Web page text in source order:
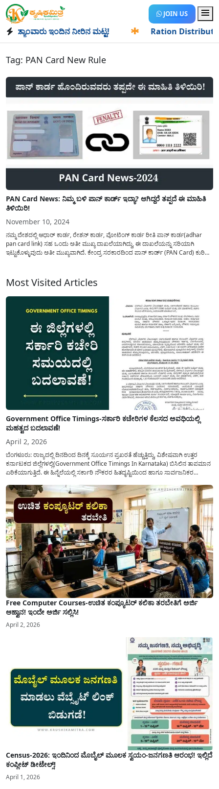
JOIN US
ಇಂದಿನ ನೀರಿನ ಮಟ್ಟ! Ration Distribution-
Tag: PAN Card New Rule
PAN Card News: ನಿಮ್ಮ ಬಳಿ ಪಾನ್ ಕಾರ್ಡ್ ಇದ್ಯಾ? ಆಗಿದ್ದರೆ ತಪ್ಪದೆ ಈ ಮಾಹಿತಿ
ತಿಳಿಯಿರಿ!
November 10, 2024
ನಮ್ಮ ದೇಶದಲ್ಲಿ ಆಧಾರ್ ಕಾರ್ಡ, ರ‍ೇಶನ್ ಕಾರ್ಡ, ವೋಟಿಂಗ್ ಕಾರ್ಡ ರೀತಿ ಪಾನ್ ಕಾರ್ಡ(adhar
pan card link) ಸಹ ಒಂದು ಅತೀ ಮುಖ್ಯ ದಾಖಲೆಯಾಗಿದ್ದು, ಈ ದಾಖಲೆಯನ್ನು ಸರಿಯಾಗಿ
ಇಟ್ಟುಕೊಳ್ಳುವುದು ಅತೀ ಮುಖ್ಯವಾಗಿದೆ. ಕೇಂದ್ರ ಸರಕಾರದಿಂದ ಪಾನ್ ಕಾರ್ಡ್‌ (PAN Card) ಕುರಿತು
Most Visited Articles
Government Office Timings-ಸರ್ಕಾರಿ ಕಚೇರಿಗಳ ಕೆಲಸದ ಅವಧಿಯಲ್ಲಿ
ಮಹತ್ವದ ಬದಲಾವಣೆ!
April 2, 2026
ಬೆಂಗಳೂರು: ರಾಜ್ಯದಲ್ಲಿ ದಿನದಿಂದ ದಿನಕ್ಕೆ ಸೂರ್ಯನ ಪ್ರಖರತೆ ಹೆಚ್ಚುತ್ತಿದ್ದು, ವಿಶೇಷವಾಗಿ ಉತ್ತರ
ಕರ್ನಾಟಕದ ಜಿಲ್ಲೆಗಳಲ್ಲಿ(Government Office Timings In Karnataka) ಬಿಸಿಲಿನ ತಾಪಮಾನ
ಏರಿಕೆಯಾಗುತ್ತಿದೆ. ಈ ಹಿನ್ನೆಲೆಯಲ್ಲಿ ಸರ್ಕಾರಿ ನೌಕರರ ಹಿತದೃಷ್ಟಿಯಿಂದ ಹಾಗೂ ಸಾರ್ವಜನಿಕರ
ಮತ್ತು ಕಲ್ಯಾಣ ಕರ್ನಾಟಕದ ಒಟ್ಟು 9 ಜಿಲ್ಲೆಗಳಲ್ಲಿ ಏಪ್ರಿಲ್...
Free Computer Courses-ಉಚಿತ ಕಂಪ್ಯೂಟರ್ ಕಲಿಕಾ ತರಬೇತಿಗೆ ಅರ್ಜಿ
ಆಹ್ವಾನ! ಇಂದೇ ಅರ್ಜಿ ಸಲ್ಲಿಸಿ!
April 2, 2026
Census-2026: ಇಂದಿನಿಂದ ಮೊಬೈಲ್ ಮೂಲಕ ಸ್ವಯಂ-ಜನಗಣತಿ ಆರಂಭ! ಇಲ್ಲಿದೆ
ಕಂಪ್ಲೀಟ್ ಡೀಟೇಲ್ಸ್!
April 1, 2026